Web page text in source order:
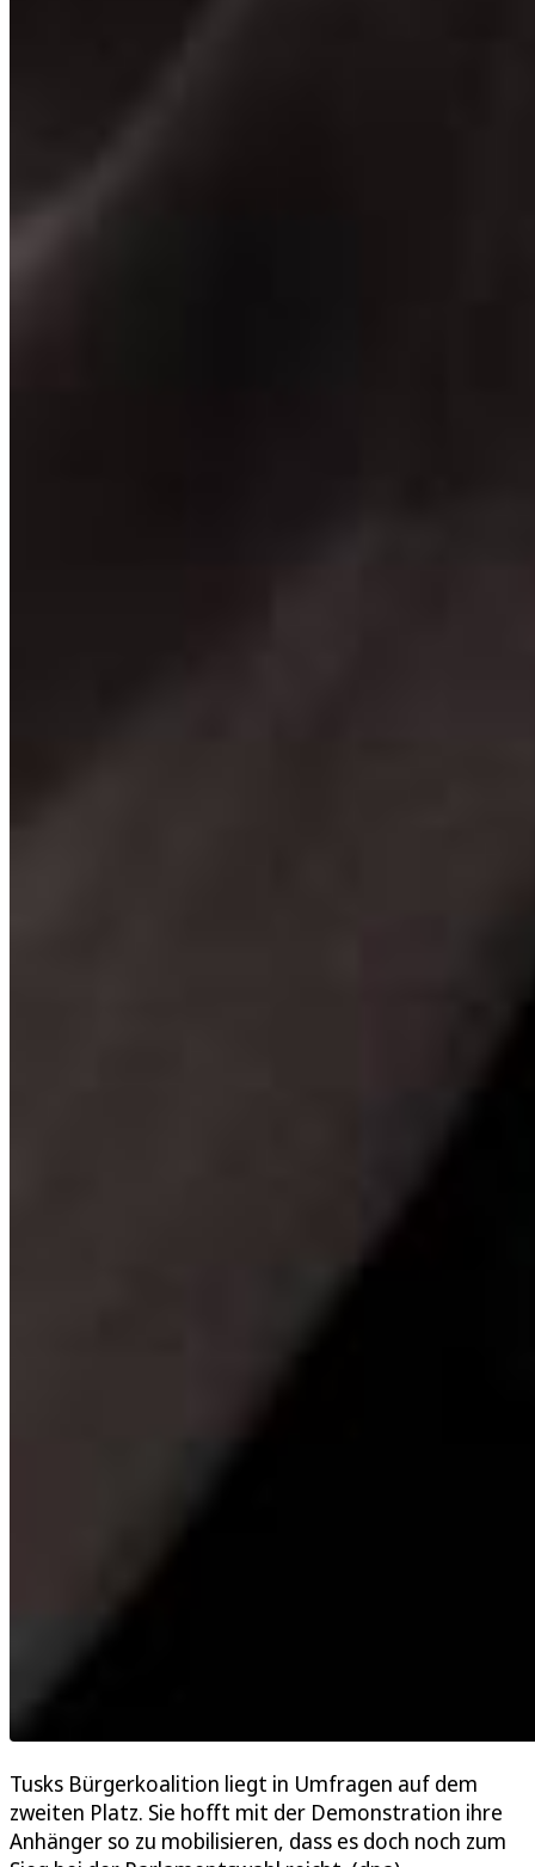
Tusks Bürgerkoalition liegt in Umfragen auf dem
zweiten Platz. Sie hofft mit der Demonstration ihre
Anhänger so zu mobilisieren, dass es doch noch zum